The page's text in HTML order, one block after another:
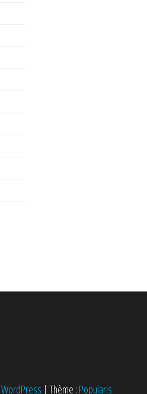
WordPress | Thème : Popularis